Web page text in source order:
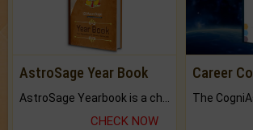
AstroSage Year Book
AstroSage Yearbook is a channel to fulfill your dreams and destiny.
CHECK NOW
Career